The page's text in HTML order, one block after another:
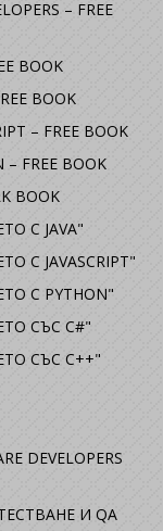
– FREE
BOOK
BOOK
– FREE BOOK
– FREE BOOK
BOOK
С JAVA"
С JAVASCRIPT"
С PYTHON"
СЪС C#"
СЪС C++"
DEVELOPERS
И QA